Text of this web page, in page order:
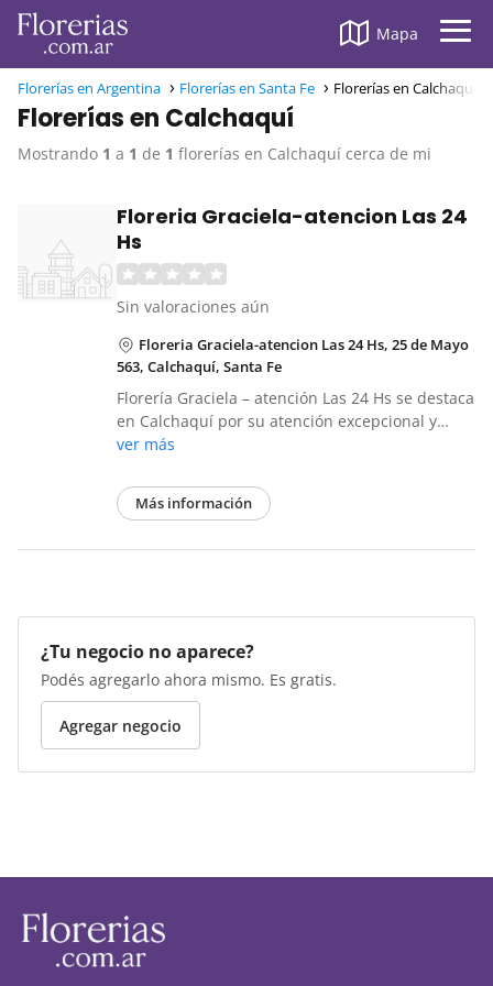
Mapa
Florerías en Argentina Florerías en Santa Fe Florerías en Calchaquí
Florerías en Calchaquí
Mostrando 1 a 1 de 1 florerías en Calchaquí cerca de mi
Floreria Graciela-atencion Las 24
Hs
Sin valoraciones aún
Floreria Graciela-atencion Las 24 Hs, 25 de Mayo
563, Calchaquí, Santa Fe
Florería Graciela – atención Las 24 Hs se destaca
en Calchaquí por su atención excepcional y…
ver más
Más información
¿Tu negocio no aparece?
Podés agregarlo ahora mismo. Es gratis.
Agregar negocio